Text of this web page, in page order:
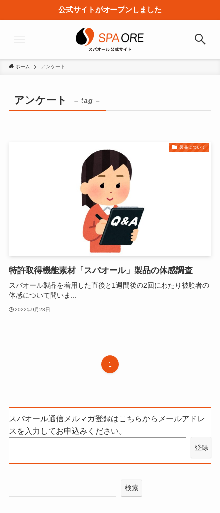
公式サイトがオープンしました
ホーム アンケート
アンケート – tag –
製品について
特許取得機能素材「スパオール」製品の体感調査
スパオール製品を着用した直後と1週間後の2回にわたり被験者の
体感について問いま...
2022年9月23日
1
スパオール通信メルマガ登録はこちらからメールアドレ
スを入力してお申込みください。
検索